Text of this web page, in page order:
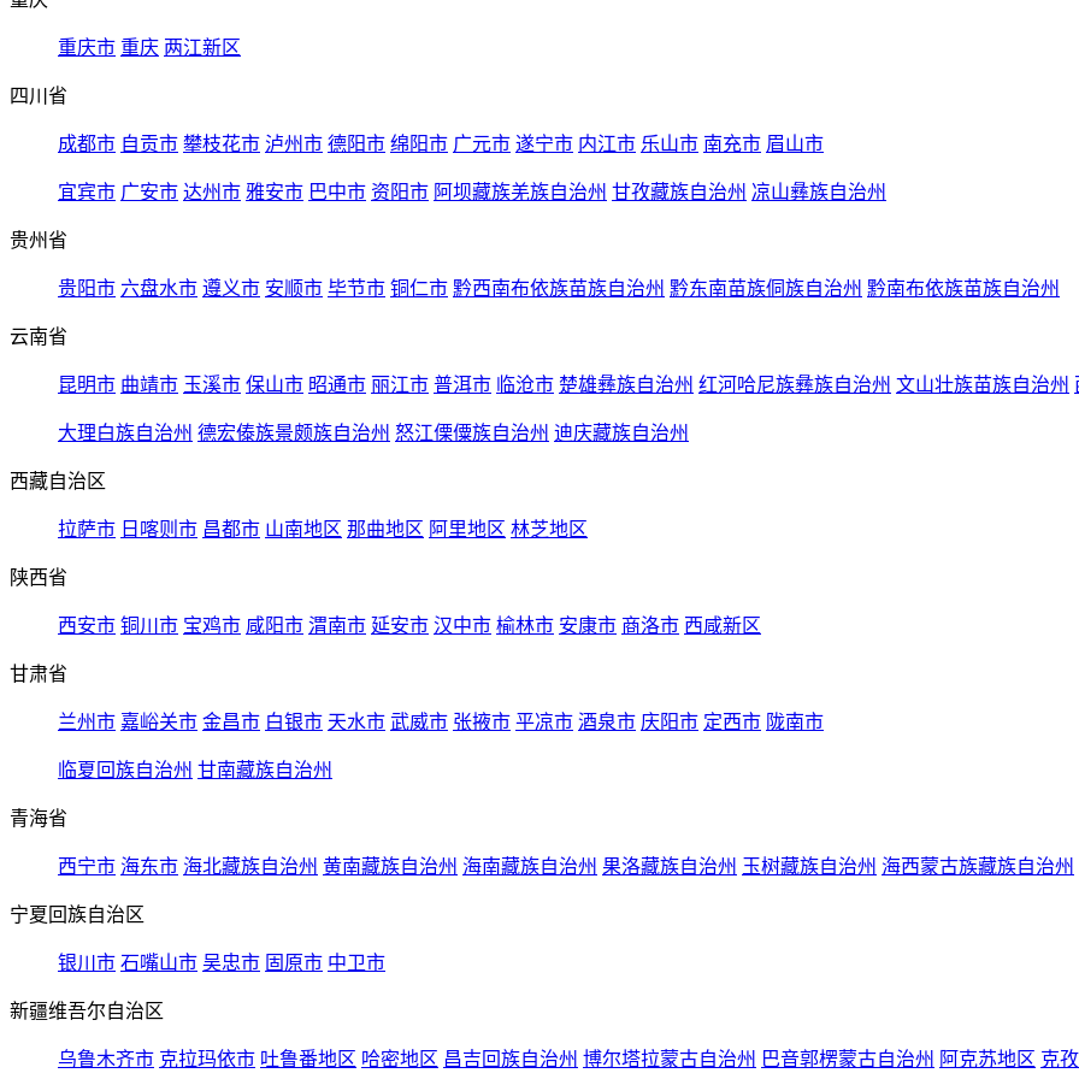
重庆市 重庆 两江新区
四川省
成都市 自贡市 攀枝花市 泸州市 德阳市 绵阳市 广元市 遂宁市 内江市 乐山市 南充市 眉山市
宜宾市 广安市 达州市 雅安市 巴中市 资阳市 阿坝藏族羌族自治州 甘孜藏族自治州 凉山彝族自治州
贵州省
贵阳市 六盘水市 遵义市 安顺市 毕节市 铜仁市 黔西南布依族苗族自治州 黔东南苗族侗族自治州 黔南布依族苗族自治州
云南省
昆明市 曲靖市 玉溪市 保山市 昭通市 丽江市 普洱市 临沧市 楚雄彝族自治州 红河哈尼族彝族自治州 文山壮族苗族自治州
大理白族自治州 德宏傣族景颇族自治州 怒江傈僳族自治州 迪庆藏族自治州
西藏自治区
拉萨市 日喀则市 昌都市 山南地区 那曲地区 阿里地区 林芝地区
陕西省
西安市 铜川市 宝鸡市 咸阳市 渭南市 延安市 汉中市 榆林市 安康市 商洛市 西咸新区
甘肃省
兰州市 嘉峪关市 金昌市 白银市 天水市 武威市 张掖市 平凉市 酒泉市 庆阳市 定西市 陇南市
临夏回族自治州 甘南藏族自治州
青海省
西宁市 海东市 海北藏族自治州 黄南藏族自治州 海南藏族自治州 果洛藏族自治州 玉树藏族自治州 海西蒙古族藏族自治州
宁夏回族自治区
银川市 石嘴山市 吴忠市 固原市 中卫市
新疆维吾尔自治区
乌鲁木齐市 克拉玛依市 吐鲁番地区 哈密地区 昌吉回族自治州 博尔塔拉蒙古自治州 巴音郭楞蒙古自治州 阿克苏地区 克